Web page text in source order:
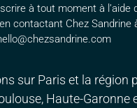
à tout moment à l’aide
contactant Chez Sandrine
sur Paris et la région
Haute-Garonne